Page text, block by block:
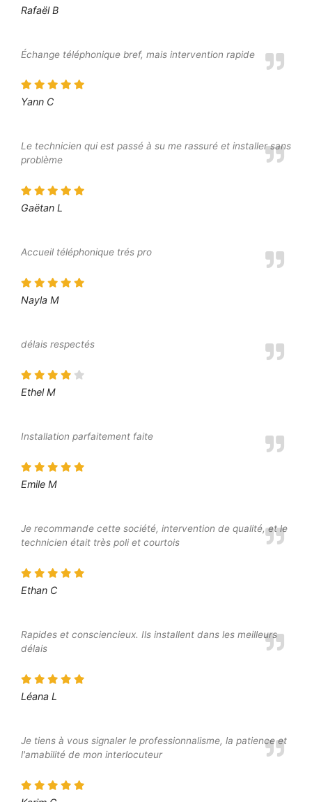
Rafaël B
Échange téléphonique bref, mais intervention rapide
Yann C
Le technicien qui est passé à su me rassuré et installer sans
problème
Gaëtan L
Accueil téléphonique trés pro
Nayla M
délais respectés
Ethel M
Installation parfaitement faite
Emile M
Je recommande cette société, intervention de qualité, et le
technicien était très poli et courtois
Ethan C
Rapides et consciencieux. Ils installent dans les meilleurs
délais
Léana L
Je tiens à vous signaler le professionnalisme, la patience et
l'amabilité de mon interlocuteur